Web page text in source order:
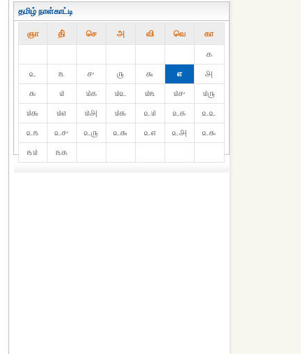
தமிழ் நாள்காட்டி
ஞா தி் செ அ வி வெ கா
௧
௨
௩ ௪ ௫ ௬ ௭
௮
௯
௰ ௰௧ ௰௨ ௰௩ ௰௪
௰௫
௰௬
௰௭ ௰௮ ௰௯ ௨௰ ௨௧
௨௨
௨௩
௨௪ ௨௫ ௨௬ ௨௭ ௨௮
௨௯
௩௰
௩௧